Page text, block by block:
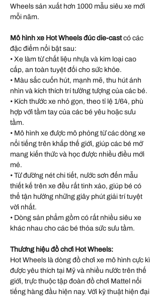
Wheels sản xuất hơn 1000 mẫu siêu xe mới
mỗi năm.
Mô hình xe Hot Wheels đúc die-castcó các
đặc điểm nổi bật sau:
• Xe làm từ chất liệu nhựa và kim loại cao
cấp, an toàn tuyệt đối cho sức khỏe.
• Màu sắc cuốn hút, mạnh mẽ, thu hút ánh
nhìn và kích thích trí tưởng tượng của các bé.
• Kích thước xe nhỏ gọn, theo tỉ lệ 1/64, phù
hợp với tầm tay của các bé yêu hoặc sưu
tầm.
• Mô hình xe được mô phỏng từ các dòng xe
nổi tiếng trên khắp thế giới, giúp các bé mở
mang kiến thức và học được nhiều điều mới
mẻ.
• Từ đường nét chi tiết, nước sơn đến mẫu
thiết kế trên xe đều rất tinh xảo, giúp bé có
thể tận hưởng những giây phút giải trí tuyệt
vời nhất.
• Dòng sản phẩm gồm có rất nhiều siêu xe
khác nhau cho các bé thỏa sức sưu tầm.
Thương hiệu đồ chơi Hot Wheels:
Hot Wheels là dòng đồ chơi xe mô hình cực kì
được yêu thích tại Mỹ và nhiều nước trên thế
giới, trực thuộc tập đoàn đồ chơi Mattel nổi
tiếng hàng đầu hiện nay. Với kỹ thuật hiện đại